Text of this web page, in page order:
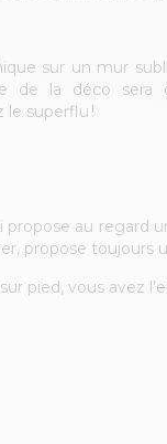
sur un mur
de la déco sera
le superflu !
propose au
propose
pied, vous avez